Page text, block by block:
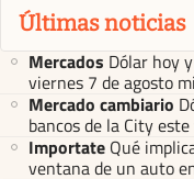
Últimas noticias
Mercados Dólar hoy
viernes 7 de agosto
Mercado cambiario
bancos de la City
Importate Qué
ventana de un auto